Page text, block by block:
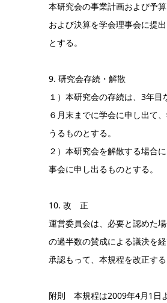
本研究会の事業計画および予
および決算を学会理事会に提
とする。
9. 研究会存続・解散
１）本研究会の存続は、3年
６月末までに学会に申し出て
うるものとする。
２）本研究会を解散する場合
事会に申し出るものとする。
10. 改 正
運営委員会は、必要と認めた
の過半数の賛成による議決を
承認もって、本規程を改正する
附則 本規程は2009年4月1日